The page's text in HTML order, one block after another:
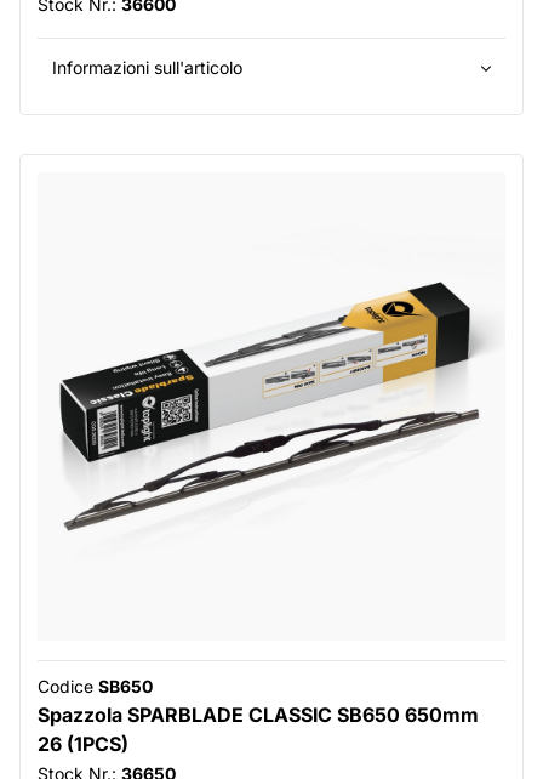
Stock Nr.: 36600
Informazioni sull'articolo
Codice SB650
Spazzola SPARBLADE CLASSIC SB650 650mm
26 (1PCS)
Stock Nr.: 36650